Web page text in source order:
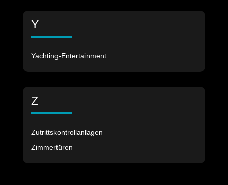
Y
Yachting-Entertainment
Z
Zutrittskontrollanlagen
Zimmertüren